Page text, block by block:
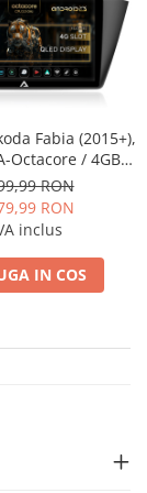
Fabia (2015+),
Octacore / 4GB
ROM, 9 Inch -
BGRKIT039
RON
RON
inclus
IN COS